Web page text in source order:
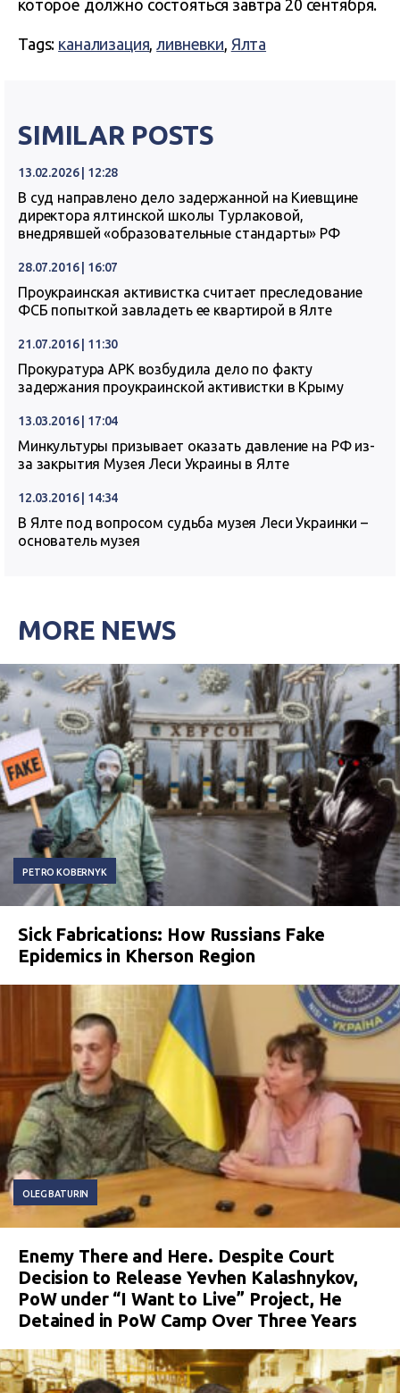
которое должно состояться завтра 20 сентября.
Tags: канализация ливневки Ялта
SIMILAR POSTS
13.02.2026 | 12:28
В суд направлено дело задержанной на Киевщине
директора ялтинской школы Турлаковой,
внедрявшей «образовательные стандарты» РФ
28.07.2016 | 16:07
Проукраинская активистка считает преследование
ФСБ попыткой завладеть ее квартирой в Ялте
21.07.2016 | 11:30
Прокуратура АРК возбудила дело по факту
задержания проукраинской активистки в Крыму
13.03.2016 | 17:04
Минкультуры призывает оказать давление на РФ из-
за закрытия Музея Леси Украины в Ялте
12.03.2016 | 14:34
В Ялте под вопросом судьба музея Леси Украинки –
основатель музея
MORE NEWS
PETRO KOBERNYK
Sick Fabrications: How Russians Fake
Epidemics in Kherson Region
OLEG BATURIN
Enemy There and Here. Despite Court
Decision to Release Yevhen Kalashnykov,
PoW under “I Want to Live” Project, He
Detained in PoW Camp Over Three Years